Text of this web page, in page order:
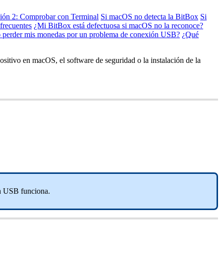
2: Comprobar con Terminal Si macOS no detecta la BitBox Si
¿Mi BitBox está defectuosa si macOS no la reconoce?
perder mis monedas por un problema de conexión USB? ¿Qué
en macOS, el software de seguridad o la instalación de la
USB funciona.